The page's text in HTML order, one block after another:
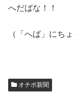
へだばな！！
（「へば」にち
オチボ新聞